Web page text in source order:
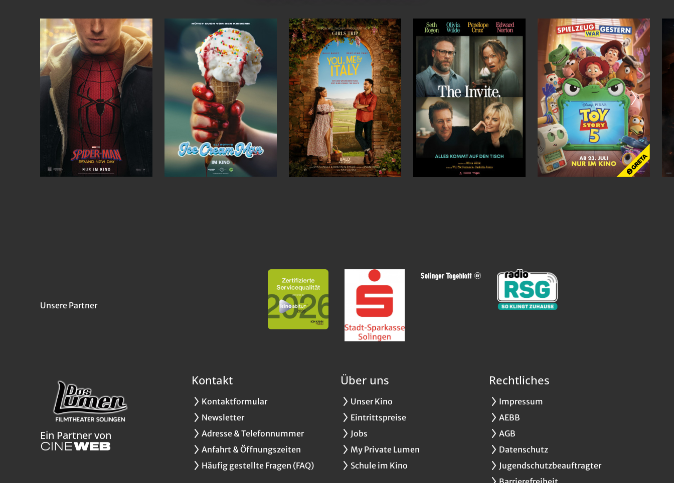
Unsere Partner
Ein Partner von
Kontakt
Kontaktformular
Newsletter
Adresse & Telefonnummer
Anfahrt & Öffnungszeiten
Häufig gestellte Fragen (FAQ)
Über uns
Unser Kino
Eintrittspreise
Jobs
My Private Lumen
Schule im Kino
Rechtliches
Impressum
AEBB
AGB
Datenschutz
Jugendschutzbeauftragter